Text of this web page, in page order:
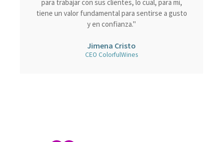
y en confianza."
Jimena Cristo